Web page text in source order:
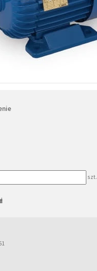
szt.